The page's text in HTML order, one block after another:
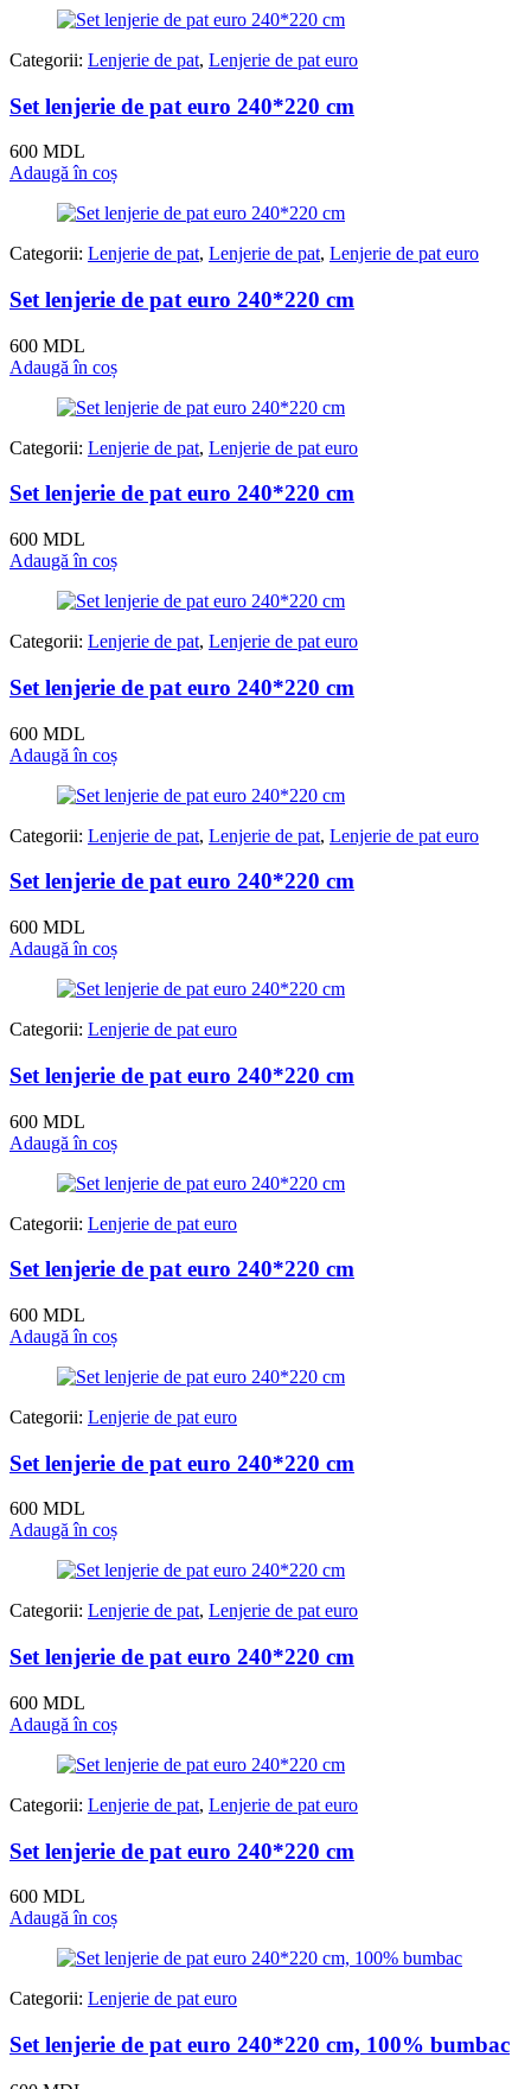
Categorii: Lenjerie de pat, Lenjerie de pat euro
Set lenjerie de pat euro 240*220 cm
600 MDL
Adaugă în coș
Categorii: Lenjerie de pat, Lenjerie de pat, Lenjerie de pat euro
Set lenjerie de pat euro 240*220 cm
600 MDL
Adaugă în coș
Categorii: Lenjerie de pat, Lenjerie de pat euro
Set lenjerie de pat euro 240*220 cm
600 MDL
Adaugă în coș
Categorii: Lenjerie de pat, Lenjerie de pat euro
Set lenjerie de pat euro 240*220 cm
600 MDL
Adaugă în coș
Categorii: Lenjerie de pat, Lenjerie de pat, Lenjerie de pat euro
Set lenjerie de pat euro 240*220 cm
600 MDL
Adaugă în coș
Categorii: Lenjerie de pat euro
Set lenjerie de pat euro 240*220 cm
600 MDL
Adaugă în coș
Categorii: Lenjerie de pat euro
Set lenjerie de pat euro 240*220 cm
600 MDL
Adaugă în coș
Categorii: Lenjerie de pat euro
Set lenjerie de pat euro 240*220 cm
600 MDL
Adaugă în coș
Categorii: Lenjerie de pat, Lenjerie de pat euro
Set lenjerie de pat euro 240*220 cm
600 MDL
Adaugă în coș
Categorii: Lenjerie de pat, Lenjerie de pat euro
Set lenjerie de pat euro 240*220 cm
600 MDL
Adaugă în coș
Categorii: Lenjerie de pat euro
Set lenjerie de pat euro 240*220 cm, 100% bumbac